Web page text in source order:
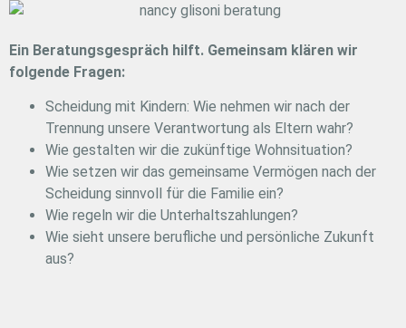
Ein Beratungsgespräch hilft. Gemeinsam klären wir
folgende Fragen:
Scheidung mit Kindern: Wie nehmen wir nach der
Trennung unsere Verantwortung als Eltern wahr?
Wie gestalten wir die zukünftige Wohnsituation?
Wie setzen wir das gemeinsame Vermögen nach der
Scheidung sinnvoll für die Familie ein?
Wie regeln wir die Unterhaltszahlungen?
Wie sieht unsere berufliche und persönliche Zukunft
aus?